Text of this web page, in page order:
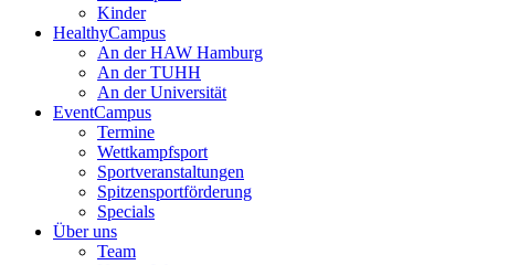
Kinder
HealthyCampus
An der HAW Hamburg
An der TUHH
An der Universität
EventCampus
Termine
Wettkampfsport
Sportveranstaltungen
Spitzensportförderung
Specials
Über uns
Team